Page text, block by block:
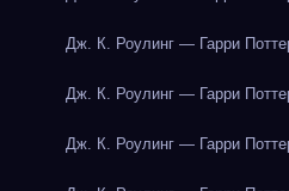
Дж. К. Роулинг — Гарри
Дж. К. Роулинг — Гарри
Дж. К. Роулинг — Гарри